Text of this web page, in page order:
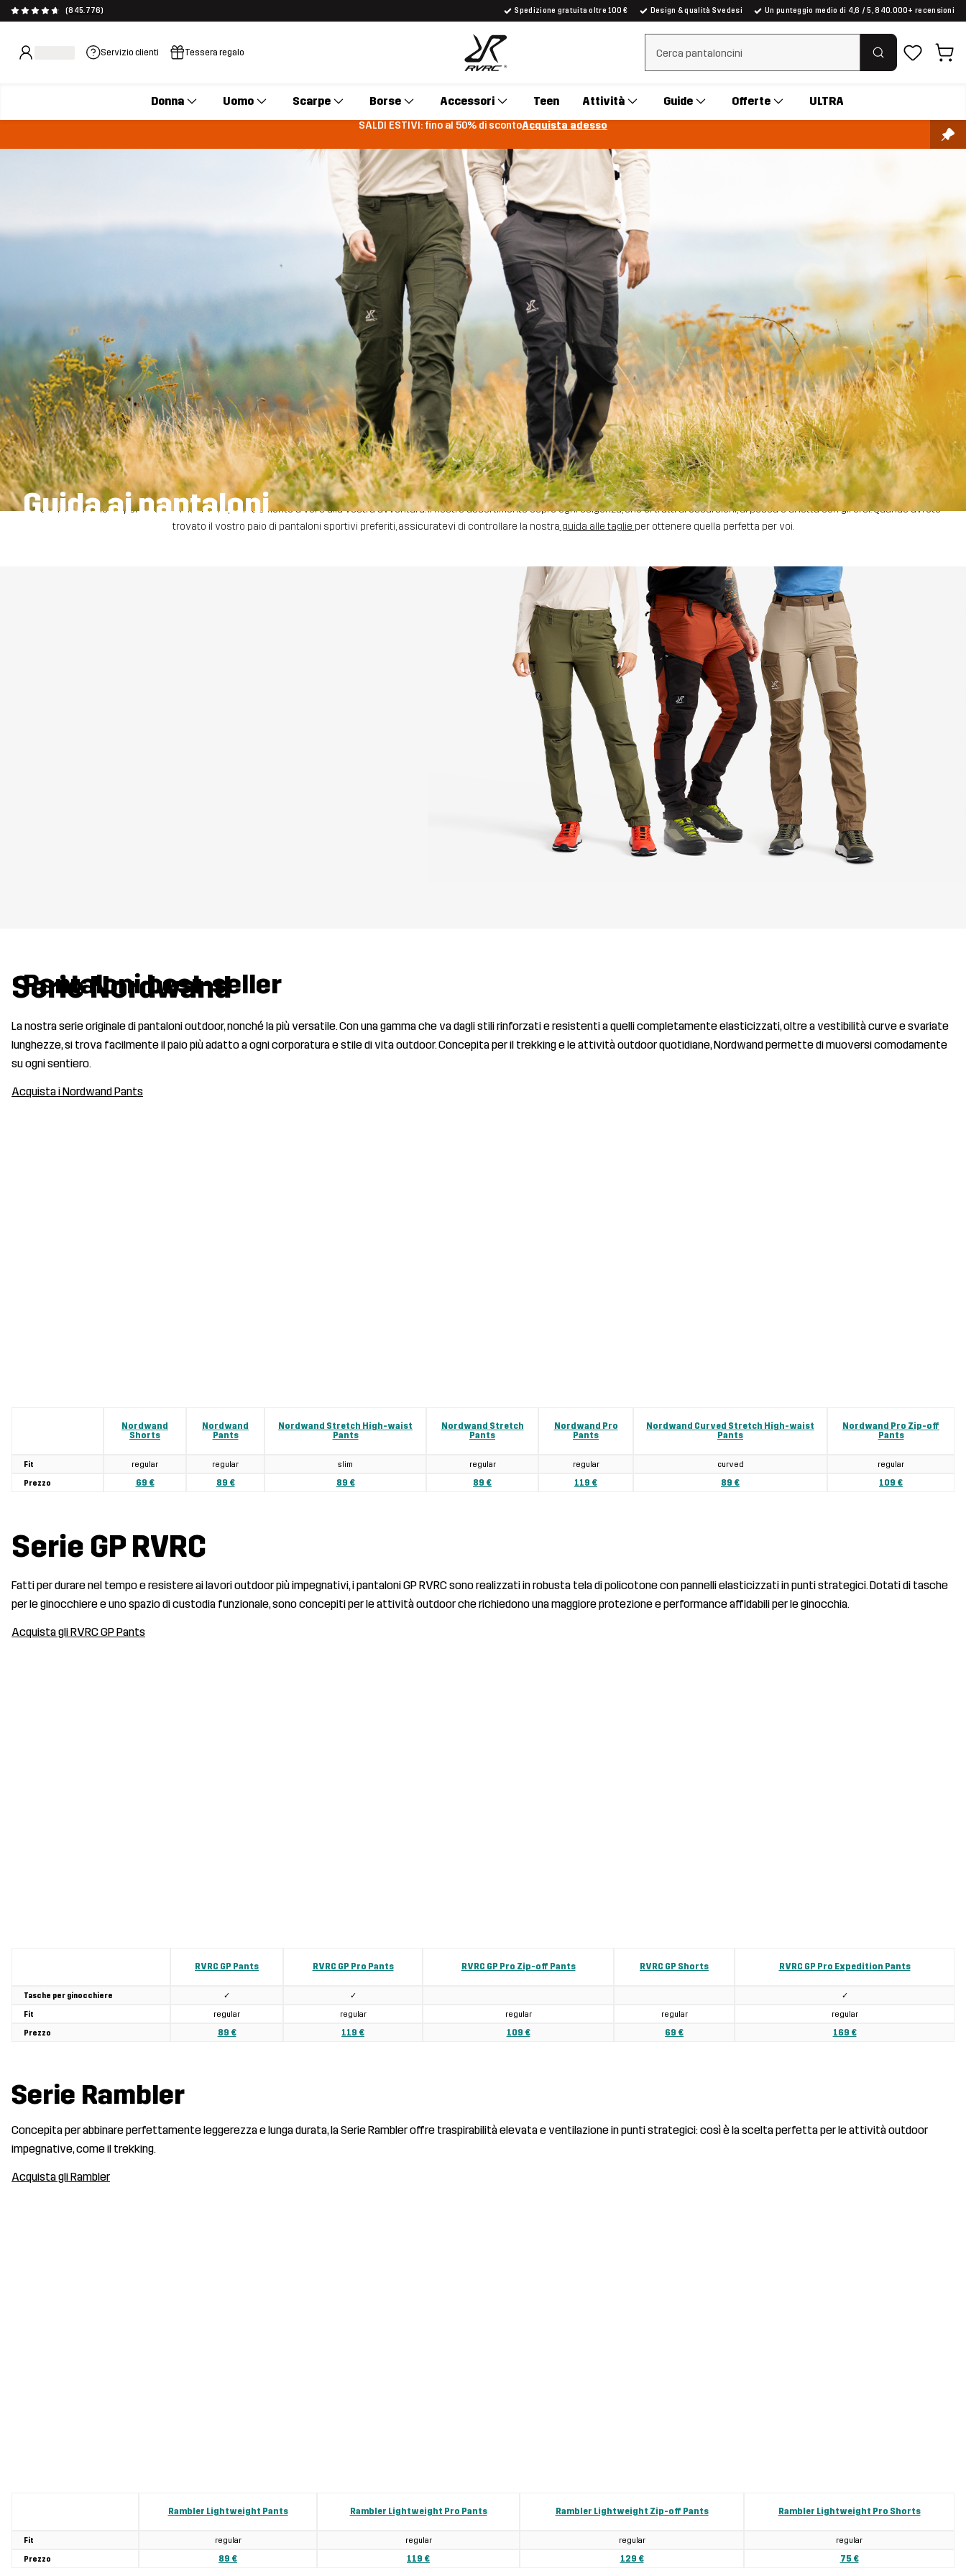
(845.776) Spedizione gratuita oltre 100 € Design & qualità Svedesi Un punteggio medio di 4,6 / 5, 840.000+ recensioni
Servizio clienti Tessera regalo Cancella ricerca
Donna Uomo Scarpe Borse Accessori Teen Attività Guide Offerte ULTRA
SALDI ESTIVI: fino al 50% di scontoAcquista adesso
Guida ai pantaloni
Anche se siete abituati a orientarvi nella natura selvaggia, la scelta di un paio di pantaloni sportivi all'aperto può sembrare un po' una giungla. Non preoccupatevi, vi copriamo le spalle! La nostra guida vi aiuterà
a trovare i pantaloni sportivi che si adattano perfettamente a voi e alla vostra avventura. Il nostro assortimento copre ogni esigenza, che si tratti di escursioni, di pesca o di lotta con gli orsi. Quando avrete
trovato il vostro paio di pantaloni sportivi preferiti, assicuratevi di controllare la nostra guida alle taglie per ottenere quella perfetta per voi.
Pantaloni best-seller
Serie Nordwand
La nostra serie originale di pantaloni outdoor, nonché la più versatile. Con una gamma che va dagli stili rinforzati e resistenti a quelli completamente elasticizzati, oltre a vestibilità curve e svariate
lunghezze, si trova facilmente il paio più adatto a ogni corporatura e stile di vita outdoor. Concepita per il trekking e le attività outdoor quotidiane, Nordwand permette di muoversi comodamente
su ogni sentiero.
Acquista i Nordwand Pants
Nordwand
Shorts
Nordwand
Pants
Nordwand Stretch High-waist
Pants
Nordwand Stretch
Pants
Nordwand Pro
Pants
Nordwand Curved Stretch High-waist
Pants
Nordwand Pro Zip-off
Pants
Fit regular regular slim regular regular curved regular
Prezzo 69 € 89 € 89 € 89 € 119 € 89 € 109 €
Serie GP RVRC
Fatti per durare nel tempo e resistere ai lavori outdoor più impegnativi, i pantaloni GP RVRC sono realizzati in robusta tela di policotone con pannelli elasticizzati in punti strategici. Dotati di tasche
per le ginocchiere e uno spazio di custodia funzionale, sono concepiti per le attività outdoor che richiedono una maggiore protezione e performance affidabili per le ginocchia.
Acquista gli RVRC GP Pants
RVRC GP Pants RVRC GP Pro Pants RVRC GP Pro Zip-off Pants RVRC GP Shorts RVRC GP Pro Expedition Pants
Tasche per ginocchiere ✓ ✓ ✓
Fit regular regular regular regular regular
Prezzo 89 € 119 € 109 € 69 € 169 €
Serie Rambler
Concepita per abbinare perfettamente leggerezza e lunga durata, la Serie Rambler offre traspirabilità elevata e ventilazione in punti strategici: così è la scelta perfetta per le attività outdoor
impegnative, come il trekking.
Acquista gli Rambler
Rambler Lightweight Pants Rambler Lightweight Pro Pants Rambler Lightweight Zip-off Pants Rambler Lightweight Pro Shorts
Fit regular regular regular regular
Prezzo 89 € 119 € 129 € 75 €